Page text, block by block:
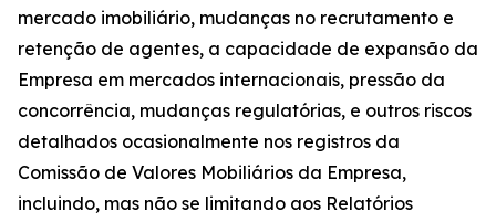
mercado imobiliário, mudanças no recrutamento e
retenção de agentes, a capacidade de expansão da
Empresa em mercados internacionais, pressão da
concorrência, mudanças regulatórias, e outros riscos
detalhados ocasionalmente nos registros da
Comissão de Valores Mobiliários da Empresa,
incluindo, mas não se limitando aos Relatórios